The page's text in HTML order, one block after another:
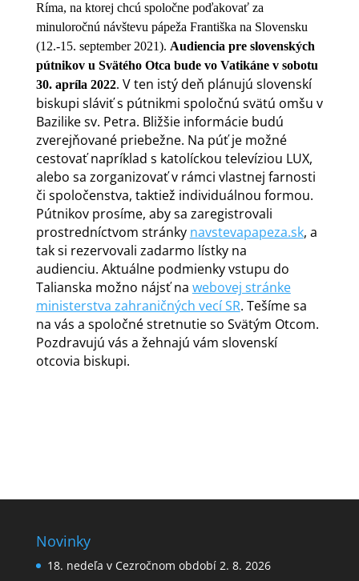
Ríma, na ktorej chcú spoločne poďakovať za
minuloročnú návštevu pápeža Františka na Slovensku
(12.-15. september 2021). Audiencia pre slovenských
pútnikov u Svätého Otca bude vo Vatikáne v sobotu
30. apríla 2022. V ten istý deň plánujú slovenskí
biskupi sláviť s pútnikmi spoločnú svätú omšu v
Bazilike sv. Petra. Bližšie informácie budú
zverejňované priebežne. Na púť je možné
cestovať napríklad s katolíckou televíziou LUX,
alebo sa zorganizovať v rámci vlastnej farnosti
či spoločenstva, taktiež individuálnou formou.
Pútnikov prosíme, aby sa zaregistrovali
prostredníctvom stránky navstevapapeza.sk, a
tak si rezervovali zadarmo lístky na
audienciu. Aktuálne podmienky vstupu do
Talianska možno nájsť na webovej stránke
ministerstva zahraničných vecí SR. Tešíme sa
na vás a spoločné stretnutie so Svätým Otcom.
Pozdravujú vás a žehnajú vám slovenskí
otcovia biskupi.
Novinky
18. nedeľa v Cezročnom období 2. 8. 2026